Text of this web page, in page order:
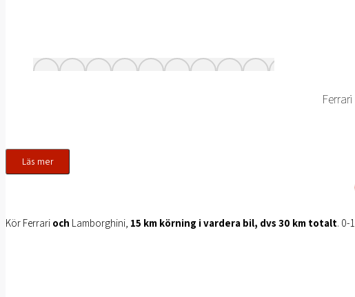
Läs mer
Kör Ferrari och Lamborghini, 15 km körning i vardera bil, dvs 30 km totalt. 0-